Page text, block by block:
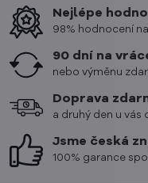
Nejlépe
98% hodnocení
90 dní na
nebo výměnu
Doprava
a druhý den u vás
Jsme česká
100% garance